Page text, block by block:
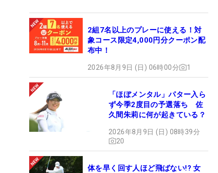
2組7名以上のプレーに使える！対
象コース限定4,000円分クーポン配
布中！
2026年8月9日 (日) 06時00分 1
「ほぼメンタル」パター入ら
ず今季2度目の予選落ち 佐
久間朱莉に何が起きている？
2026年8月9日 (日) 08時39分
20
体を早く回す人ほど飛ばない!? 女